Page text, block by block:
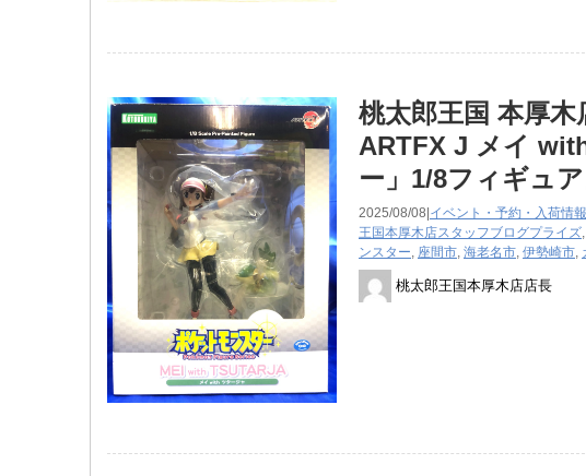
桃太郎王国 本厚
ARTFX ​J ​メイ
ー」1/8フィギュア
2025/08/08| イベント・予約・入荷情報
王国本厚木店スタッフブログプライズ,
ンスター, 座間市, 海老名市, 伊勢崎市,
桃太郎王国本厚木店店長